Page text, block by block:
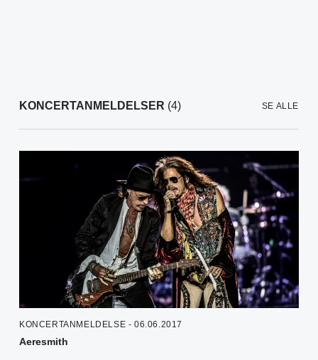
KONCERTANMELDELSER (4) SE ALLE
KONCERTANMELDELSE - 06.06.2017
Aeresmith